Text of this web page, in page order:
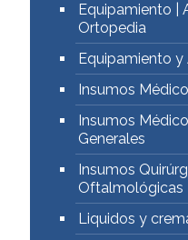
Equipamiento |
Ortopedia
Equipamiento y
Insumos
Insumos
Generales
Insumos
Oftalmológicas
Liquidos y